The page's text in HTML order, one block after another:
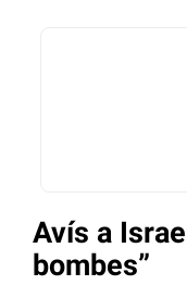
Avís a
bombes”